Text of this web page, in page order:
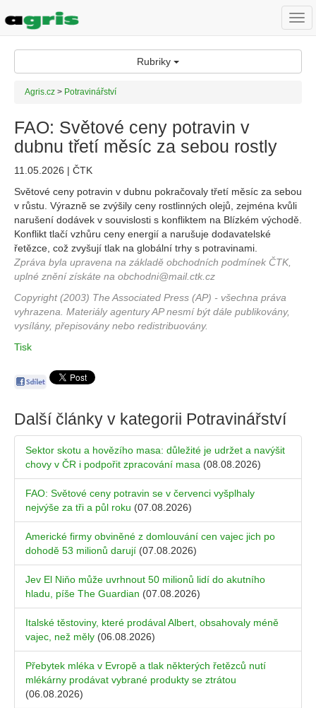
Rubriky
Agris.cz > Potravinářství
FAO: Světové ceny potravin v
dubnu třetí měsíc za sebou rostly
11.05.2026 | ČTK
Světové ceny potravin v dubnu pokračovaly třetí měsíc za sebou
v růstu. Výrazně se zvýšily ceny rostlinných olejů, zejména kvůli
narušení dodávek v souvislosti s konfliktem na Blízkém východě.
Konflikt tlačí vzhůru ceny energií a narušuje dodavatelské
řetězce, což zvyšují tlak na globální trhy s potravinami.
Zpráva byla upravena na základě obchodních podmínek ČTK,
uplné znění získáte na obchodni@mail.ctk.cz
Copyright (2003) The Associated Press (AP) - všechna práva
vyhrazena. Materiály agentury AP nesmí být dále publikovány,
vysílány, přepisovány nebo redistribuovány.
Tisk
Další články v kategorii Potravinářství
Sektor skotu a hovězího masa: důležité je udržet a navýšit
chovy v ČR i podpořit zpracování masa (08.08.2026)
FAO: Světové ceny potravin se v červenci vyšplhaly
nejvýše za tři a půl roku (07.08.2026)
Americké firmy obviněné z domlouvání cen vajec jich po
dohodě 53 milionů darují (07.08.2026)
Jev El Niňo může uvrhnout 50 milionů lidí do akutního
hladu, píše The Guardian (07.08.2026)
Italské těstoviny, které prodával Albert, obsahovaly méně
vajec, než měly (06.08.2026)
Přebytek mléka v Evropě a tlak některých řetězců nutí
mlékárny prodávat vybrané produkty se ztrátou
(06.08.2026)